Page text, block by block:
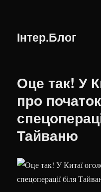
Інтер.Блог
Оце так! У
про
Тайваню